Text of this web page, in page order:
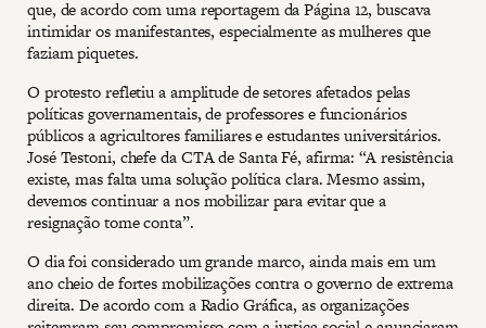
que, de acordo com uma reportagem da Página 12, buscava
intimidar os manifestantes, especialmente as mulheres que
faziam piquetes.
O protesto refletiu a amplitude de setores afetados pelas
políticas governamentais, de professores e funcionários
públicos a agricultores familiares e estudantes universitários.
José Testoni, chefe da CTA de Santa Fé, afirma: “A resistência
existe, mas falta uma solução política clara. Mesmo assim,
devemos continuar a nos mobilizar para evitar que a
resignação tome conta”.
O dia foi considerado um grande marco, ainda mais em um
ano cheio de fortes mobilizações contra o governo de extrema
direita. De acordo com a Radio Gráfica, as organizações